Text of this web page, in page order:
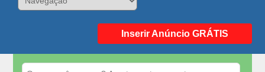
Inserir Anúncio GRÁTIS